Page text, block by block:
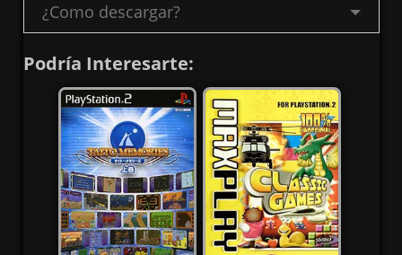
¿Como descargar?
Podría Interesarte: